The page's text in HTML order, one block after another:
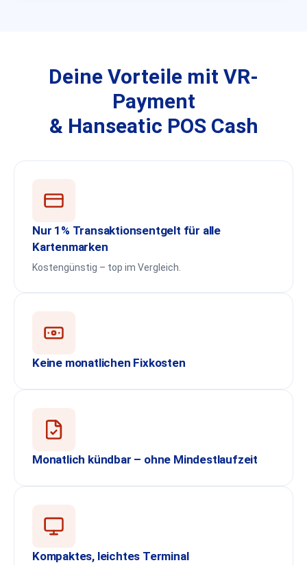
Deine Vorteile mit VR-
Payment
& Hanseatic POS Cash
Nur 1% Transaktionsentgelt für alle
Kartenmarken
Kostengünstig – top im Vergleich.
Keine monatlichen Fixkosten
Monatlich kündbar – ohne Mindestlaufzeit
Kompaktes, leichtes Terminal